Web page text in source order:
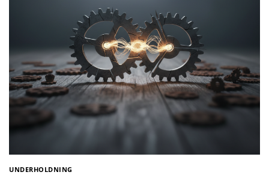
UNDERHOLDNING